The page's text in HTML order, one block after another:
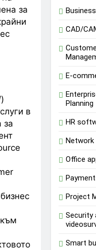
за
в
за
CAD/
E-
Planning
HR
Office
Project
Security
Smart